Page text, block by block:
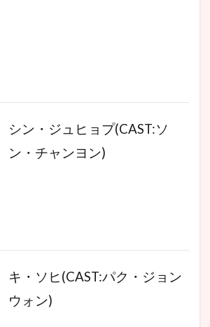
シン・ジュヒョプ(CAST:ソ
ン・チャンヨン)
キ・ソヒ(CAST:パク・ジョン
ウォン)